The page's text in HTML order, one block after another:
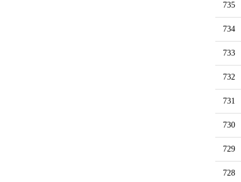
735
734
733
732
731
730
729
728